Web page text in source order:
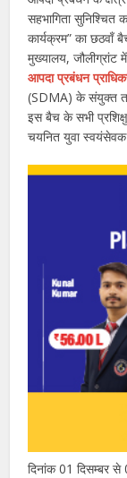
सहभागिता सुनिश्चित
कार्यक्रम” का छठवाँ
मुख्यालय,
आपदा प्रबंधन
(SDMA) के संयुक्त
इस बैच के सभी
चयनित युवा
दिनांक 01 दिसम्बर